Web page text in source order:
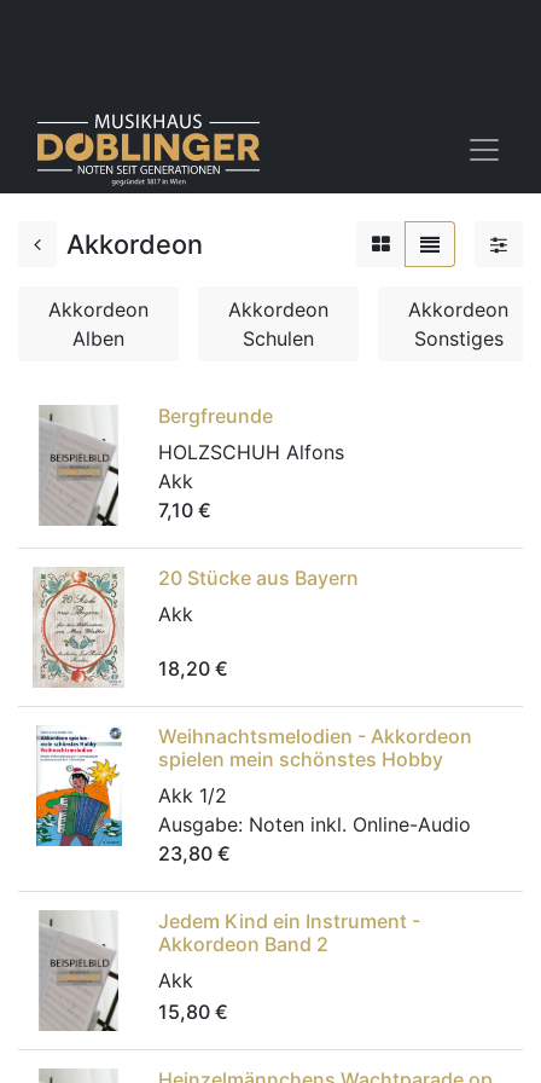
Akkordeon
Akkordeon
Alben
Akkordeon
Schulen
Akkordeon
Sonstiges
Bergfreunde
HOLZSCHUH Alfons
Akk
7,10 €
20 Stücke aus Bayern
Akk
18,20 €
Weihnachtsmelodien - Akkordeon
spielen mein schönstes Hobby
Akk 1/2
Ausgabe: Noten inkl. Online-Audio
23,80 €
Jedem Kind ein Instrument -
Akkordeon Band 2
Akk
15,80 €